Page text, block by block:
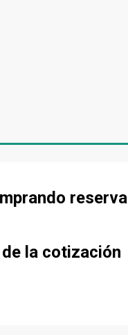
la cotización